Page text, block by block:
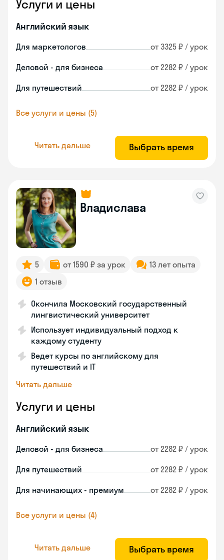
Услуги и цены
Английский язык
Для маркетологов от 3325 ₽ / урок
Деловой - для бизнеса от 2282 ₽ / урок
Для путешествий от 2282 ₽ / урок
Все услуги и цены (5)
Читать дальше Выбрать время
Владислава
5 от 1590 ₽ за урок
13 лет опыта
1 отзыв
Окончила Московский государственный
лингвистический университет
Использует индивидуальный подход к
каждому студенту
Ведет курсы по английскому для
путешествий и IT
Читать дальше
Услуги и цены
Английский язык
Деловой - для бизнеса от 2282 ₽ / урок
Для путешествий от 2282 ₽ / урок
Для начинающих - премиум от 2282 ₽ / урок
Все услуги и цены (4)
Читать дальше Выбрать время